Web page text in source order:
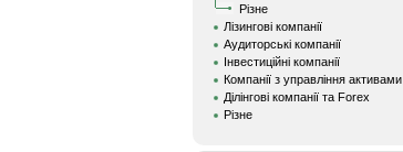
Різне
Лізингові компанії
Аудиторські компанії
Інвестиційні компанії
Компанії з управління активами
Ділінгові компанії та Forex
Різне